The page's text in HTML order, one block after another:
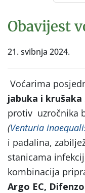
Obavijest
21. svibnja 2024.
Voćarima
jabuka i krušaka
protiv uzročnika
(Venturia
i padalina,
stanicama
kombinacija
Argo EC,